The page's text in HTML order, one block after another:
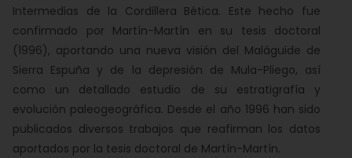
Intermedias de la Cordillera Bética. Este hecho fue
confirmado por Martín-Martín en su tesis doctoral
(1996), aportando una nueva visión del Maláguide de
Sierra Espuña y de la depresión de Mula-Pliego, así
como un detallado estudio de su estratigrafía y
evolución paleogeográfica. Desde el año 1996 han sido
publicados diversos trabajos que reafirman los datos
aportados por la tesis doctoral de Martín-Martín.